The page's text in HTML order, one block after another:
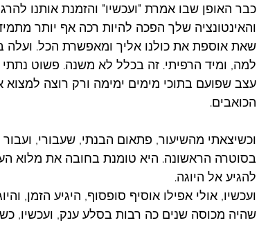
כבר האופן שבו אמרת "ועכשיו" והזמנת אותנו
והאינטונציה שלך הפכה להיות רכה אף יותר
שאת אוספת את כולנו אליך ומאפשרת הכל. ועלה
למה, ומיד הרפיתי. זה בכלל לא משנה. פשוט נתתי
עצב שפועם בתוכי מימים ימימה ורק רוצה
הכואבים.
וכשיצאתי מהשיעור, פתאום הבנתי, שעבורי,
בסוטרה הראשונה. היא טומנת בחובה את מלוא
להגיע אל היוגה.
ועכשיו, אולי אפילו אוסיף סופסוף, היגיע הזמן,
שהיה מכוסה שנים כה רבות בסלע ענק, ועכשיו,